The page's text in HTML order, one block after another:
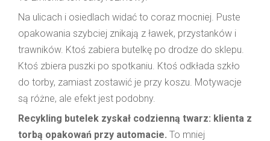
Na ulicach i osiedlach widać to coraz mocniej. Puste
opakowania szybciej znikają z ławek, przystanków i
trawników. Ktoś zabiera butelkę po drodze do sklepu.
Ktoś zbiera puszki po spotkaniu. Ktoś odkłada szkło
do torby, zamiast zostawić je przy koszu. Motywacje
są różne, ale efekt jest podobny.
Recykling butelek zyskał codzienną twarz: klienta z
torbą opakowań przy automacie. To mniej